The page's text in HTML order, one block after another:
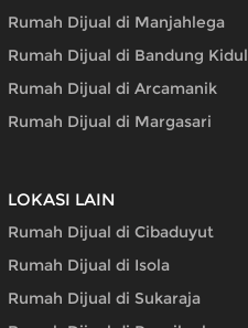
Rumah Dijual di Manjahlega
Rumah Dijual di Bandung Kidul
Rumah Dijual di Arcamanik
Rumah Dijual di Margasari
LOKASI LAIN
Rumah Dijual di Cibaduyut
Rumah Dijual di Isola
Rumah Dijual di Sukaraja